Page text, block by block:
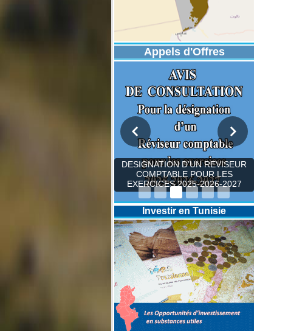
Appels d'Offres
DESIGNATION D’UN REVISEUR
COMPTABLE POUR LES
EXERCICES 2025-2026-2027
Investir en Tunisie